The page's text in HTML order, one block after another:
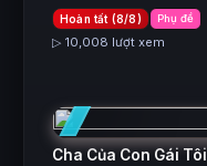
Hoàn tất (8/8) Phụ đề
▷ 10,008 lượt xem
7
Cha Của Con Gái Tôi